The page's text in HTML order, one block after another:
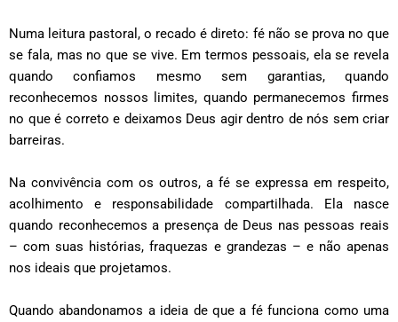
Numa leitura pastoral, o recado é direto: fé não se prova no que
se fala, mas no que se vive. Em termos pessoais, ela se revela
quando confiamos mesmo sem garantias, quando
reconhecemos nossos limites, quando permanecemos firmes
no que é correto e deixamos Deus agir dentro de nós sem criar
barreiras.
Na convivência com os outros, a fé se expressa em respeito,
acolhimento e responsabilidade compartilhada. Ela nasce
quando reconhecemos a presença de Deus nas pessoas reais
– com suas histórias, fraquezas e grandezas – e não apenas
nos ideais que projetamos.
Quando abandonamos a ideia de que a fé funciona como uma